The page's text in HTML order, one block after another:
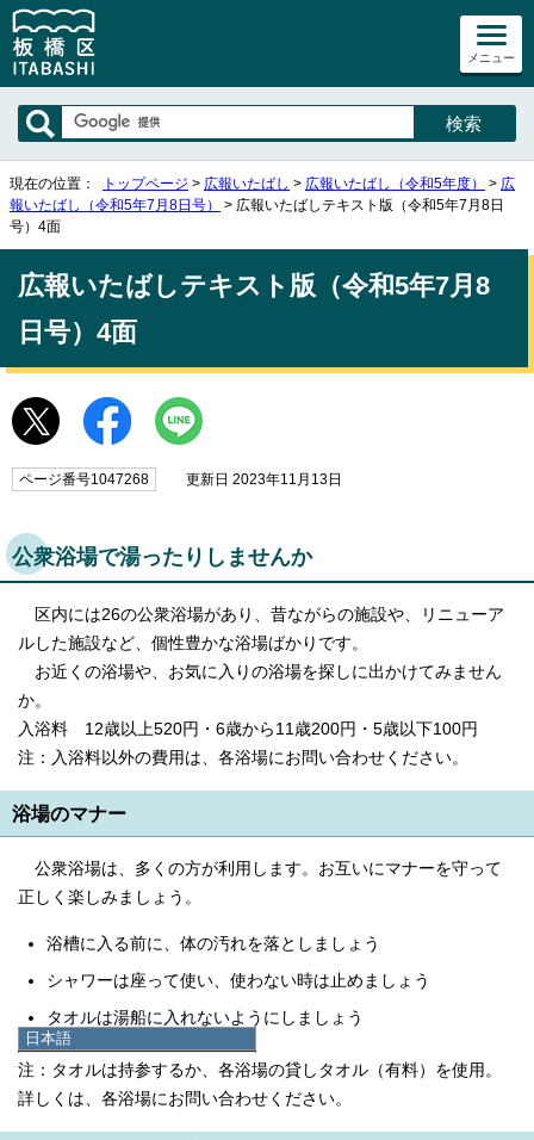
メニュー
日本語
日本語
한국어
简体中文
現在の位置： トップページ > 広報いたばし > 広報いたばし（令和5年度） > 広
報いたばし（令和5年7月8日号）
> 広報いたばしテキスト版（令和5年7月8日
号）4面
広報いたばしテキスト版（令和5年7月8
日号）4面
ページ番号1047268 更新日 2023年11月13日
公衆浴場で湯ったりしませんか
区内には26の公衆浴場があり、昔ながらの施設や、リニューア
ルした施設など、個性豊かな浴場ばかりです。
お近くの浴場や、お気に入りの浴場を探しに出かけてみません
か。
入浴料 12歳以上520円・6歳から11歳200円・5歳以下100円
注：入浴料以外の費用は、各浴場にお問い合わせください。
浴場のマナー
公衆浴場は、多くの方が利用します。お互いにマナーを守って
正しく楽しみましょう。
浴槽に入る前に、体の汚れを落としましょう
シャワーは座って使い、使わない時は止めましょう
タオルは湯船に入れないようにしましょう
注：タオルは持参するか、各浴場の貸しタオル（有料）を使用。
詳しくは、各浴場にお問い合わせください。